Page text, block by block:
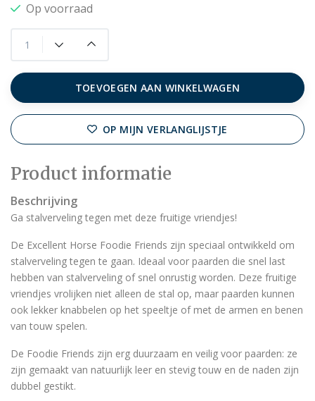
Op voorraad
TOEVOEGEN AAN WINKELWAGEN
OP MIJN VERLANGLIJSTJE
Product informatie
Beschrijving
Ga stalverveling tegen met deze fruitige vriendjes!
De Excellent Horse Foodie Friends zijn speciaal ontwikkeld om
stalverveling tegen te gaan. Ideaal voor paarden die snel last
hebben van stalverveling of snel onrustig worden. Deze fruitige
vriendjes vrolijken niet alleen de stal op, maar paarden kunnen
ook lekker knabbelen op het speeltje of met de armen en benen
van touw spelen.
De Foodie Friends zijn erg duurzaam en veilig voor paarden: ze
zijn gemaakt van natuurlijk leer en stevig touw en de naden zijn
dubbel gestikt.